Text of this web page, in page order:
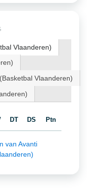
Vlaanderen)
Vlaanderen)
DT DS Ptn
van Avanti